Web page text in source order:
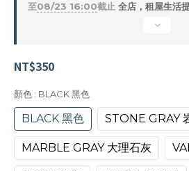
至08/23 16:00截止 全店，租屋生活
NT$350
顏色 : BLACK 黑色
BLACK 黑色 STONE GRAY
MARBLE GRAY 大理石灰